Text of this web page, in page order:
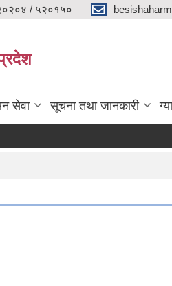
/ ५२०१५०
सेवा सूचना तथा जानकारी